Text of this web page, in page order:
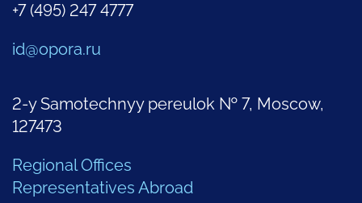
+7 (495) 247 4777
id@opora.ru
2-y Samotechnyy pereulok № 7, Moscow,
127473
Regional Offices
Representatives Abroad